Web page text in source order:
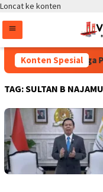
Loncat ke konten
Konten Spesial
Bintang Puspayoga
TAG:SULTAN B